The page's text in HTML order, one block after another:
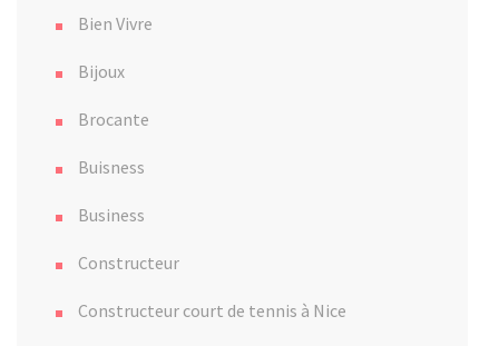
Bien Vivre
Bijoux
Brocante
Buisness
Business
Constructeur
Constructeur court de tennis à Nice